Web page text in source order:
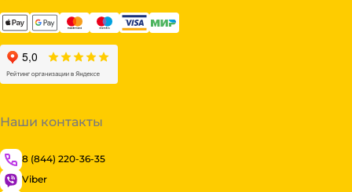
Наши контакты
8 (844) 220-36-35
Viber